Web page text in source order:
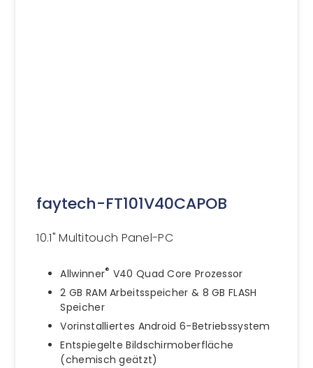
faytech-FT101V40CAPOB
10.1" Multitouch Panel-PC
Allwinner® V40 Quad Core Prozessor
2 GB RAM Arbeitsspeicher & 8 GB FLASH
Speicher
Vorinstalliertes Android 6-Betriebssystem
Entspiegelte Bildschirmoberfläche
(chemisch geätzt)